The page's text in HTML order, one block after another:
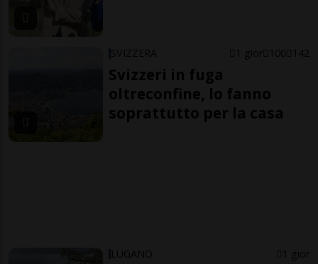
SVIZZERA 1 gior 100 142
Svizzeri in fuga
oltreconfine, lo fanno
soprattutto per la casa
LUGANO 1 gior